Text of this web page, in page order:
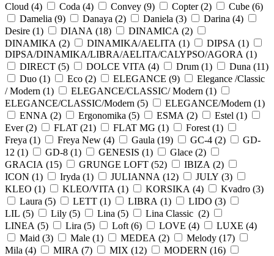
Cloud (4) Coda (4) Convey (9) Copter (2) Cube (6)
Damelia (9) Danaya (2) Daniela (3) Darina (4)
Desire (1) DIANA (18) DINAMICA (2)
DINAMIKA (2) DINAMIKA/AELITA (1) DIPSA (1)
DIPSA/DINAMIKA/LIBRA/AELITA/CALYPSO/AGORA (1)
DIRECT (5) DOLCE VITA (4) Drum (1) Duna (11)
Duo (1) Eco (2) ELEGANCE (9)
Elegance /Classic
/ Modern (1) ELEGANCE/CLASSIC/ Modern (1)
ELEGANCE/CLASSIC/Modern (5) ELEGANCE/Modern (1)
ENNA (2) Ergonomika (5) ESMA (2) Estel (1)
Ever (2) FLAT (21) FLAT MG (1) Forest (1)
Freya (1) Freya New (4) Gaula (19) GC-4 (2)
GD-
12 (1) GD-8 (1) GENESIS (1) Glace (2)
GRACIA (15) GRUNGE LOFT (52) IBIZA (2)
ICON (1) Iryda (1) JULIANNA (12) JULY (3)
KLEO (1) KLEO/VITA (1) KORSIKA (4) Kvadro (3)
Laura (5) LETT (1) LIBRA (1) LIDO (3)
LIL (5) Lily (5) Lina (5) Lina Classic (2)
LINEA (5) Lira (5) Loft (6) LOVE (4) LUXE (4)
Maid (3) Male (1) MEDEA (2) Melody (17)
Mila (4) MIRA (7) MIX (12) MODERN (16)